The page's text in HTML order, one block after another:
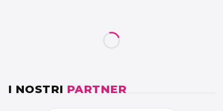
I NOSTRI PARTNER